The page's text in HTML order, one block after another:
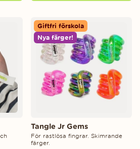
Giftfri förskola
Nya färger!
Tangle Jr Gems
För rastlösa fingrar. Skimrande
färger.